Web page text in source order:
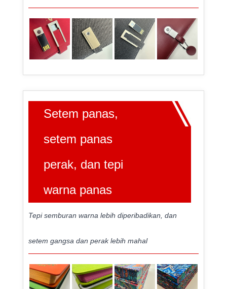
Setem panas,
setem panas
perak, dan tepi
warna panas
Tepi semburan warna lebih diperibadikan, dan
setem gangsa dan perak lebih mahal